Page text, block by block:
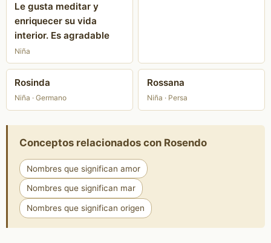
Le gusta meditar y
enriquecer su vida
interior. Es agradable
Niña
Rosinda
Niña · Germano
Rossana
Niña · Persa
Conceptos relacionados con Rosendo
Nombres que significan amor
Nombres que significan mar
Nombres que significan origen